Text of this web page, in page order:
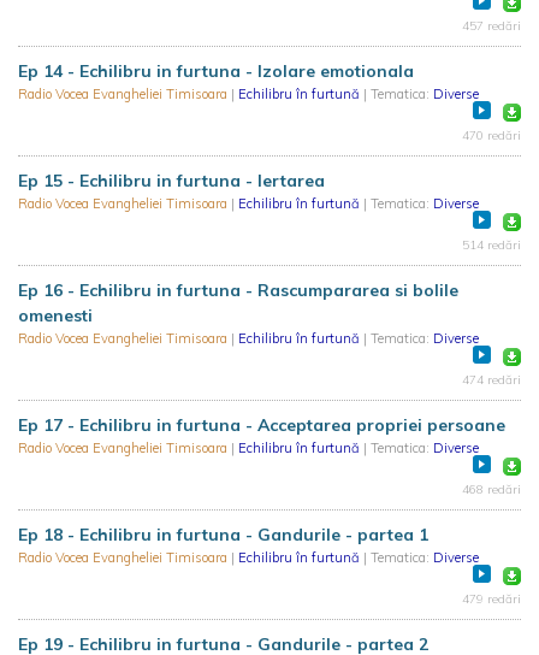
457 redări
Ep 14 - Echilibru in furtuna - Izolare emotionala
Radio Vocea Evangheliei Timisoara | Echilibru în furtună | Tematica: Diverse
470 redări
Ep 15 - Echilibru in furtuna - Iertarea
Radio Vocea Evangheliei Timisoara | Echilibru în furtună | Tematica: Diverse
514 redări
Ep 16 - Echilibru in furtuna - Rascumpararea si bolile
omenesti
Radio Vocea Evangheliei Timisoara | Echilibru în furtună | Tematica: Diverse
474 redări
Ep 17 - Echilibru in furtuna - Acceptarea propriei persoane
Radio Vocea Evangheliei Timisoara | Echilibru în furtună | Tematica: Diverse
468 redări
Ep 18 - Echilibru in furtuna - Gandurile - partea 1
Radio Vocea Evangheliei Timisoara | Echilibru în furtună | Tematica: Diverse
479 redări
Ep 19 - Echilibru in furtuna - Gandurile - partea 2